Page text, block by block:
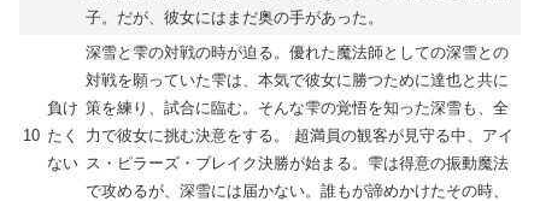
子。だが、彼女にはまだ奥の手があった。
10
負け
たく
ない
深雪と雫の対戦の時が迫る。優れた魔法師としての深雪との
対戦を願っていた雫は、本気で彼女に勝つために達也と共に
策を練り、試合に臨む。そんな雫の覚悟を知った深雪も、全
力で彼女に挑む決意をする。 超満員の観客が見守る中、アイ
ス・ピラーズ・ブレイク決勝が始まる。雫は得意の振動魔法
で攻めるが、深雪には届かない。誰もが諦めかけたその時、